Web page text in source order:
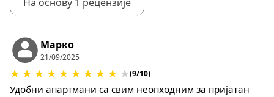
доласка.
Овај објекат не захтева депозит за случај
штете током пријаве
Међутим, одјава се може завршити тек након
прегледа општег стања куће
Марко
21/09/2025
★ ★ ★ ★ ★ ★ ★ ★ ★ ★(9/10)
Удобни апартмани са свим неопходним за пријатан